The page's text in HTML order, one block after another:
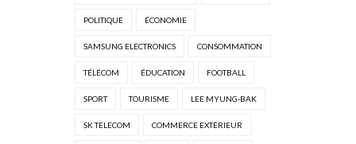
POLITIQUE ÉCONOMIE
SAMSUNG ELECTRONICS CONSOMMATION
TÉLÉCOM ÉDUCATION FOOTBALL
SPORT TOURISME LEE MYUNG-BAK
SK TELECOM COMMERCE EXTÉRIEUR